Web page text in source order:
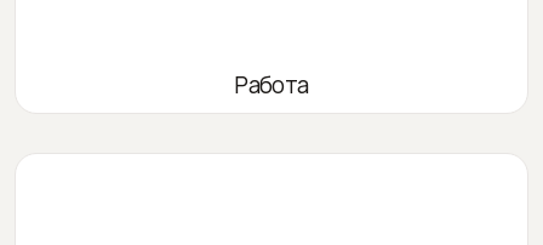
Работа